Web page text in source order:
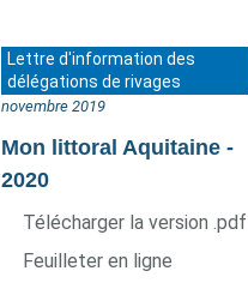
Lettre d'information des
délégations de rivages
novembre 2019
Mon littoral Aquitaine -
2020
Télécharger la version .pdf
Feuilleter en ligne